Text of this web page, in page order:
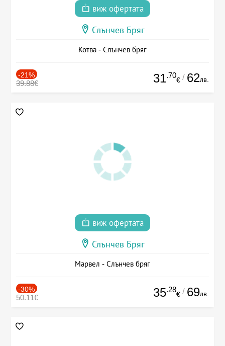
виж офертата
Слънчев Бряг
Котва - Слънчев бряг
-21%
39.88€ 31.70
€ / 62лв.
виж офертата
Слънчев Бряг
Марвел - Слънчев бряг
-30%
50.11€ 35.28
€ / 69лв.